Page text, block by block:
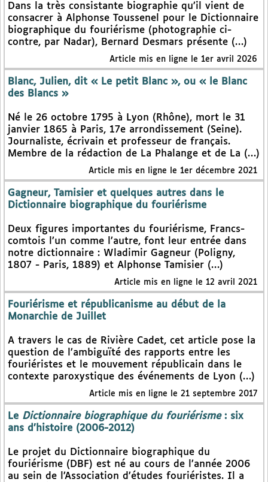
Dans la très consistante biographie qu’il vient de
consacrer à Alphonse Toussenel pour le Dictionnaire
biographique du fouriérisme (photographie ci-
contre, par Nadar), Bernard Desmars présente (…)
Article mis en ligne le 1er avril 2026
Blanc, Julien, dit « Le petit Blanc », ou « le Blanc
des Blancs »
Né le 26 octobre 1795 à Lyon (Rhône), mort le 31
janvier 1865 à Paris, 17e arrondissement (Seine).
Journaliste, écrivain et professeur de français.
Membre de la rédaction de La Phalange et de La (…)
Article mis en ligne le 1er décembre 2021
Gagneur, Tamisier et quelques autres dans le
Dictionnaire biographique du fouriérisme
Deux figures importantes du fouriérisme, Francs-
comtois l’un comme l’autre, font leur entrée dans
notre dictionnaire : Wladimir Gagneur (Poligny,
1807 - Paris, 1889) et Alphonse Tamisier (…)
Article mis en ligne le 12 avril 2021
Fouriérisme et républicanisme au début de la
Monarchie de Juillet
A travers le cas de Rivière Cadet, cet article pose la
question de l’ambiguïté des rapports entre les
fouriéristes et le mouvement républicain dans le
contexte paroxystique des événements de Lyon (…)
Article mis en ligne le 21 septembre 2017
Le Dictionnaire biographique du fouriérisme: six
ans d’histoire (2006-2012)
Le projet du Dictionnaire biographique du
fouriérisme (DBF) est né au cours de l’année 2006
au sein de l’Association d’études fouriéristes. Il a